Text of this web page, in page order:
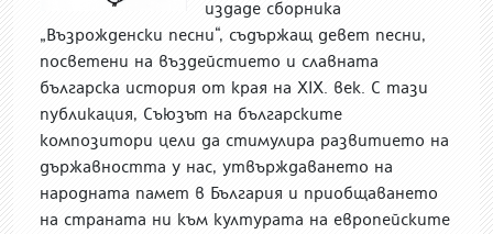
издаде сборника
„Възрожденски песни“, съдържащ девет песни,
посветени на въздейстието и славната
българска история от края на XIX. век. С тази
публикация, Съюзът на българските
композитори цели да стимулира развитието на
държавността у нас, утвърждаването на
народната памет в България и приобщаването
на страната ни към културата на европейските